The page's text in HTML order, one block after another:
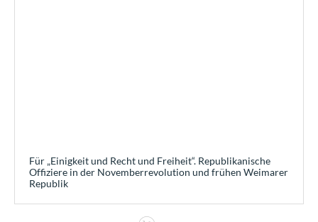
Für „Einigkeit und Recht und Freiheit“. Republikanische
Offiziere in der Novemberrevolution und frühen Weimarer
Republik